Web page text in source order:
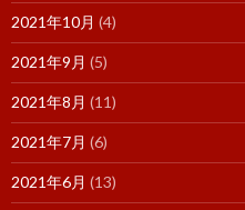
2021年10月 (4)
2021年9月 (5)
2021年8月 (11)
2021年7月 (6)
2021年6月 (13)